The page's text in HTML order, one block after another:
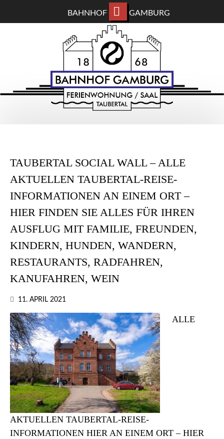
BAHNHOF GAMBURG
BAHNHOF GAMBURG
Ferienwohnung und Eventsaal im Taubertal
TAUBERTAL SOCIAL WALL – ALLE
AKTUELLEN TAUBERTAL-REISE-
INFORMATIONEN AN EINEM ORT –
HIER FINDEN SIE ALLES FÜR IHREN
AUSFLUG MIT FAMILIE, FREUNDEN,
KINDERN, HUNDEN, WANDERN,
RESTAURANTS, RADFAHREN,
KANUFAHREN, WEIN
11. APRIL 2021
ALLE
AKTUELLEN TAUBERTAL-REISE-
INFORMATIONEN HIER AN EINEM ORT – HIER